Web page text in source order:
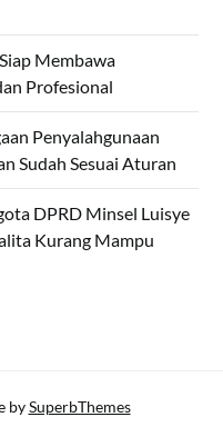
Membawa
Profesional
Penyalahgunaan
Sudah Sesuai Aturan
DPRD Minsel Luisye
Kurang Mampu
bySuperbThemes